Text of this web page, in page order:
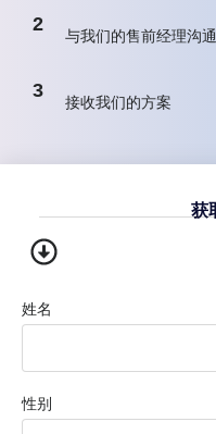
2
与我们的售前经理沟
3
接收我们的方案
获
姓名
性别